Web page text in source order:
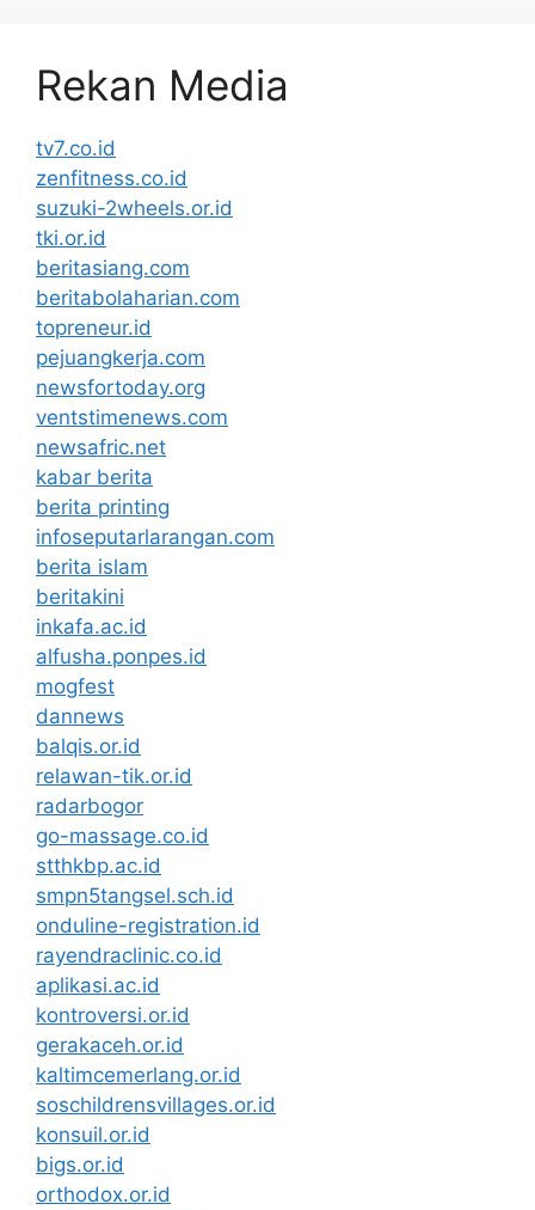
Rekan Media
tv7.co.id
zenfitness.co.id
suzuki-2wheels.or.id
tki.or.id
beritasiang.com
beritabolaharian.com
topreneur.id
pejuangkerja.com
newsfortoday.org
ventstimenews.com
newsafric.net
kabar berita
berita printing
infoseputarlarangan.com
berita islam
beritakini
inkafa.ac.id
alfusha.ponpes.id
mogfest
dannews
balqis.or.id
relawan-tik.or.id
radarbogor
go-massage.co.id
stthkbp.ac.id
smpn5tangsel.sch.id
onduline-registration.id
rayendraclinic.co.id
aplikasi.ac.id
kontroversi.or.id
gerakaceh.or.id
kaltimcemerlang.or.id
soschildrensvillages.or.id
konsuil.or.id
bigs.or.id
orthodox.or.id